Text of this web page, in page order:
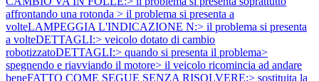
affrontando una rotonda > il problema si presenta a
volteLAMPEGGIA L'INDICAZIONE N:> il problema si presenta
a volteDETTAGLI:> veicolo dotato di cambio
robotizzatoDETTAGLI:> quando si presenta il problema>
spegnendo e riavviando il motore> il veicolo ricomincia ad andare
beneFATTO COME SEGUE SENZA RISOLVERE:> sostituita la